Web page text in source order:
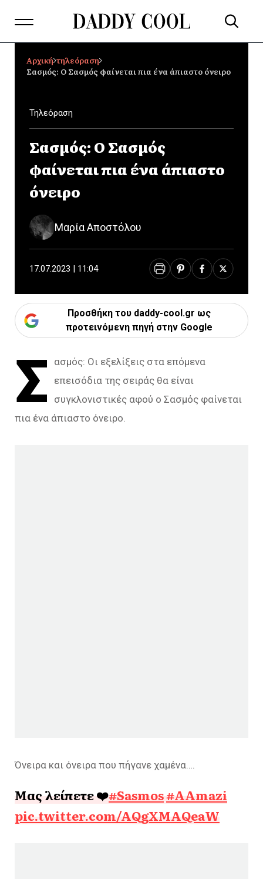
Αρχική τηλεόραση
Σασμός: Ο Σασμός φαίνεται πια ένα άπιαστο όνειρο
Τηλεόραση
Σασμός: Ο Σασμός
φαίνεται πια ένα άπιαστο
όνειρο
Μαρία Αποστόλου
17.07.2023 | 11:04
Προσθήκη του daddy-cool.gr ως
προτεινόμενη πηγή στην Google
Σ
ασμός: Οι εξελίξεις στα επόμενα
επεισόδια της σειράς θα είναι
συγκλονιστικές αφού ο Σασμός φαίνεται
πια ένα άπιαστο όνειρο.
Όνειρα και όνειρα που πήγανε χαμένα….
Μας λείπετε ❤️#Sasmos#AAmazi
pic.twitter.com/AQgXMAQeaW